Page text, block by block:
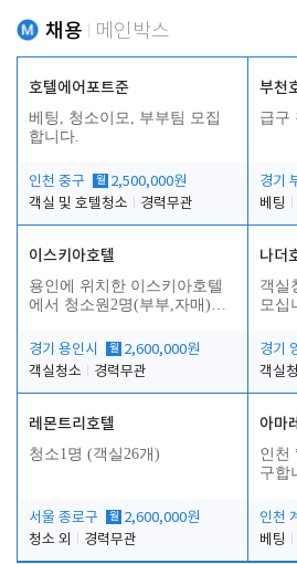
채용 메인박스
호텔에어포트준
베팅, 청소이모, 부부팀 모집
합니다.
인천 중구 월 2,500,000원
객실 및 호텔청소
경력무관
부천
급구
경기
베팅
이스키아호텔
용인에 위치한 이스키아호텔
에서 청소원2명(부부,자매)을
경기 용인시
월 2,600,000원
객실청소
경력무관
나더
객실
모십
경기
객실
레몬트리호텔
청소1명 (객실26개)
서울 종로구 월 2,600,000원
청소 외
경력무관
아마
인천
구합
인천
베팅